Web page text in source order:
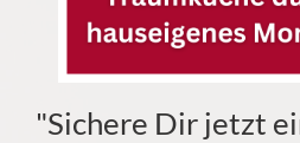
"Sichere Dir jetzt